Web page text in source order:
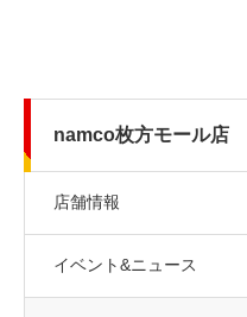
namco枚方モール店
店舗情報
イベント&ニュース